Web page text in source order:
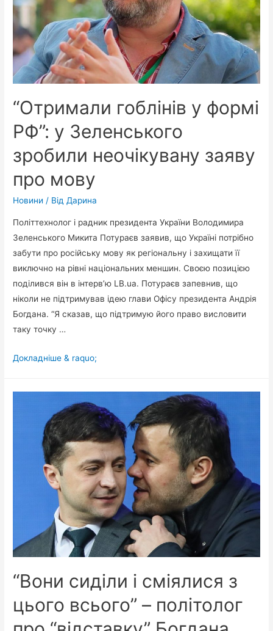
гривень
“Отримали гоблінів у формі
РФ”: у Зеленського
зробили неочікувану заяву
про мову
Новини / ВідДарина
Політтехнолог і радник президента України Володимира
Зеленського Микита Потураєв заявив, що Україні потрібно
забути про російську мову як регіональну і захищати її
виключно на рівні національних меншин. Своєю позицією
поділився він в інтерв’ю LB.ua. Потураєв запевнив, що
ніколи не підтримував ідею глави Офісу президента Андрія
Богдана. “Я сказав, що підтримую його право висловити
таку точку …
“Отримали
Зеленського
зробили
неочікувану
Докладніше & raquo;
“Вони сиділи і сміялися з
цього всього” – політолог